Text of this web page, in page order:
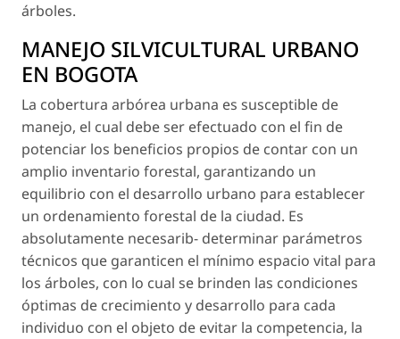
árboles.
MANEJO SILVICULTURAL URBANO
EN BOGOTA
La cobertura arbórea urbana es susceptible de
manejo, el cual debe ser efectuado con el fin de
potenciar los beneficios propios de contar con un
amplio inventario forestal, garantizando un
equilibrio con el desarrollo urbano para establecer
un ordenamiento forestal de la ciudad. Es
absolutamente necesarib- determinar parámetros
técnicos que garanticen el mínimo espacio vital para
los árboles, con lo cual se brinden las condiciones
óptimas de crecimiento y desarrollo para cada
individuo con el objeto de evitar la competencia, la